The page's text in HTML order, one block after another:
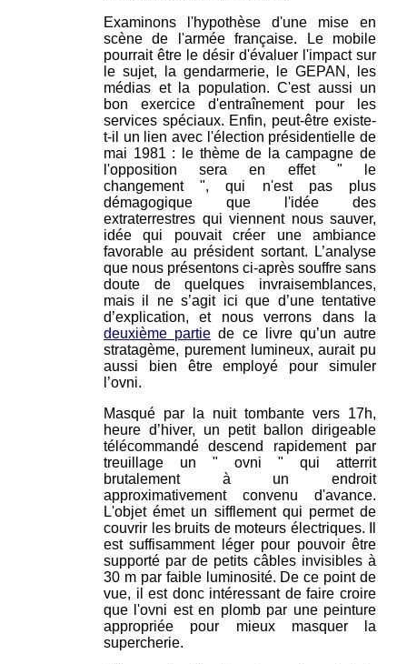
Examinons l'hypothèse d'une mise en
scène de l'armée française. Le mobile
pourrait être le désir d'évaluer l'impact sur
le sujet, la gendarmerie, le GEPAN, les
médias et la population. C'est aussi un
bon exercice d'entraînement pour les
services spéciaux. Enfin, peut-être existe-
t-il un lien avec l'élection présidentielle de
mai 1981 : le thème de la campagne de
l'opposition sera en effet " le
changement ", qui n'est pas plus
démagogique que l'idée des
extraterrestres qui viennent nous sauver,
idée qui pouvait créer une ambiance
favorable au président sortant. L’analyse
que nous présentons ci-après souffre sans
doute de quelques invraisemblances,
mais il ne s’agit ici que d’une tentative
d’explication, et nous verrons dans la
deuxième partie de ce livre qu’un autre
stratagème, purement lumineux, aurait pu
aussi bien être employé pour simuler
l’ovni.
Masqué par la nuit tombante vers 17h,
heure d’hiver, un petit ballon dirigeable
télécommandé descend rapidement par
treuillage un " ovni " qui atterrit
brutalement à un endroit
approximativement convenu d'avance.
L'objet émet un sifflement qui permet de
couvrir les bruits de moteurs électriques. Il
est suffisamment léger pour pouvoir être
supporté par de petits câbles invisibles à
30 m par faible luminosité. De ce point de
vue, il est donc intéressant de faire croire
que l'ovni est en plomb par une peinture
appropriée pour mieux masquer la
supercherie.